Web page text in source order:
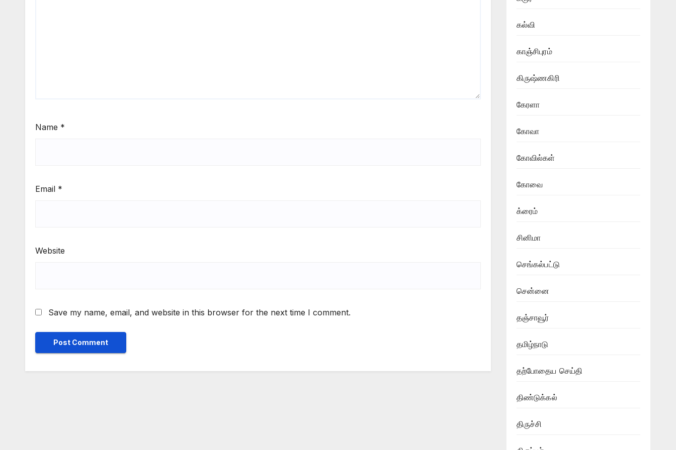
Name *
Email *
Website
Save my name, email, and website in this browser for the next time I comment.
கல்வி
காஞ்சிபுரம்
கிருஷ்ணகிரி
கேரளா
கோவா
கோவில்கள்
கோவை
க்ரைம்
சினிமா
செங்கல்பட்டு
சென்னை
தஞ்சாவூர்
தமிழ்நாடு
தற்போதைய செய்தி
திண்டுக்கல்
திருச்சி